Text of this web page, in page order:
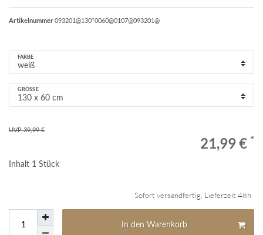
Artikelnummer093201@130*0060@0107@093201@
FARBE
GRÖSSE
UVP 39,99 €
21,99 € *
Inhalt 1 Stück
Sofort versandfertig, Lieferzeit 48h
In den Warenkorb